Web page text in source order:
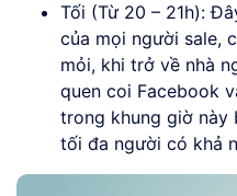
Tối (Từ 20 – 21h):
của mọi người sale,
mỏi, khi trở về nhà
quen coi Facebook
trong khung giờ này
tối đa người có khả